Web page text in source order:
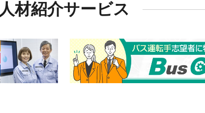
人材紹介サービス